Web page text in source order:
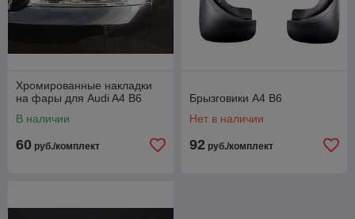
Хромированные накладки
на фары для Audi A4 B6
В наличии
60 руб./комплект
Брызговики А4 В6
Нет в наличии
92 руб./комплект